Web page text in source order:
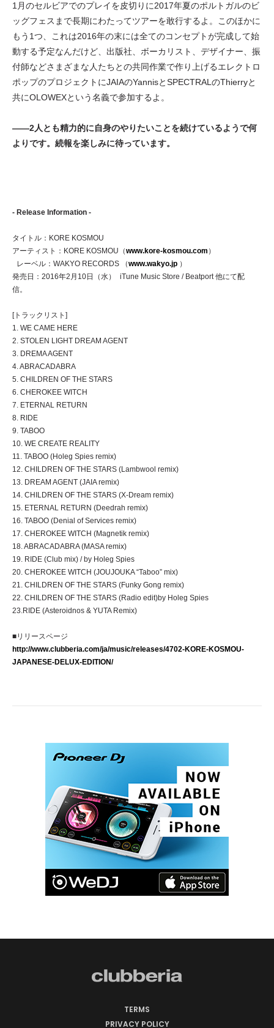
1月のセルビアでのプレイを皮切りに2017年夏のポルトガルのビ
ッグフェスまで長期にわたってツアーを敢行するよ。このほかに
もう1つ、これは2016年の末には全てのコンセプトが完成して始
動する予定なんだけど、出版社、ボーカリスト、デザイナー、振
付師などさまざまな人たちとの共同作業で作り上げるエレクトロ
ポップのプロジェクトにJAIAのYannisとSPECTRALのThierryと
共にOLOWEXという名義で参加するよ。
――2人とも精力的に自身のやりたいことを続けているようで何
よりです。続報を楽しみに待っています。
- Release Information -
タイトル：KORE KOSMOU
アーティスト：KORE KOSMOU（www.kore-kosmou.com ）
レーベル：WAKYO RECORDS （www.wakyo.jp ）
発売日：2016年2月10日（水） iTune Music Store / Beatport 他にて配
信。
[トラックリスト]
1. WE CAME HERE
2. STOLEN LIGHT DREAM AGENT
3. DREMA AGENT
4. ABRACADABRA
5. CHILDREN OF THE STARS
6. CHEROKEE WITCH
7. ETERNAL RETURN
8. RIDE
9. TABOO
10. WE CREATE REALITY
11. TABOO (Holeg Spies remix)
12. CHILDREN OF THE STARS (Lambwool remix)
13. DREAM AGENT (JAIA remix)
14. CHILDREN OF THE STARS (X-Dream remix)
15. ETERNAL RETURN (Deedrah remix)
16. TABOO (Denial of Services remix)
17. CHEROKEE WITCH (Magnetik remix)
18. ABRACADABRA (MASA remix)
19. RIDE (Club mix) / by Holeg Spies
20. CHEROKEE WITCH (JOUJOUKA “Taboo” mix)
21. CHILDREN OF THE STARS (Funky Gong remix)
22. CHILDREN OF THE STARS (Radio edit)by Holeg Spies
23.RIDE (Asteroidnos & YUTA Remix)
■リリースページ
http://www.clubberia.com/ja/music/releases/4702-KORE-KOSMOU-
JAPANESE-DELUX-EDITION/
TERMS
PRIVACY POLICY